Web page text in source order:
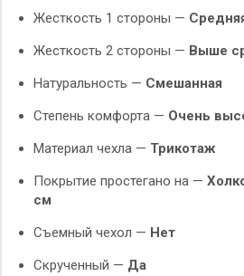
Жесткость 1 стороны —
Жесткость 2 стороны — Выше
Натуральность — Смешанная
Степень комфорта — Очень
Материал чехла — Трикотаж
Покрытие простегано на —
см
Съемный чехол — Нет
Скрученный — Да